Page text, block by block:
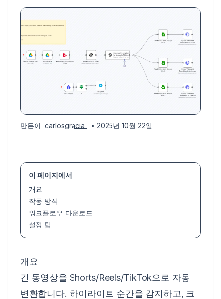
만든이 carlosgracia • 2025년 10월 22일
이 페이지에서
개요
작동 방식
워크플로우 다운로드
설정 팁
개요
긴 동영상을 Shorts/Reels/TikTok으로 자동
변환합니다. 하이라이트 순간을 감지하고, 크